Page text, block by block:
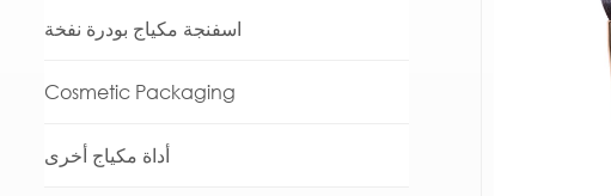
اسفنجة مكياج بودرة نفخة
Cosmetic Packaging
أداة مكياج أخرى